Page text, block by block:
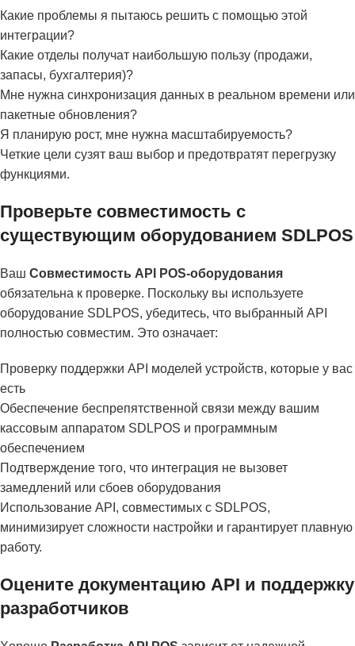
Какие проблемы я пытаюсь решить с помощью этой
интеграции?
Какие отделы получат наибольшую пользу (продажи,
запасы, бухгалтерия)?
Мне нужна синхронизация данных в реальном времени или
пакетные обновления?
Я планирую рост, мне нужна масштабируемость?
Четкие цели сузят ваш выбор и предотвратят перегрузку
функциями.
Проверьте совместимость с
существующим оборудованием SDLPOS
Ваш Совместимость API POS-оборудования
обязательна к проверке. Поскольку вы используете
оборудование SDLPOS, убедитесь, что выбранный API
полностью совместим. Это означает:
Проверку поддержки API моделей устройств, которые у вас
есть
Обеспечение беспрепятственной связи между вашим
кассовым аппаратом SDLPOS и программным
обеспечением
Подтверждение того, что интеграция не вызовет
замедлений или сбоев оборудования
Использование API, совместимых с SDLPOS,
минимизирует сложности настройки и гарантирует плавную
работу.
Оцените документацию API и поддержку
разработчиков